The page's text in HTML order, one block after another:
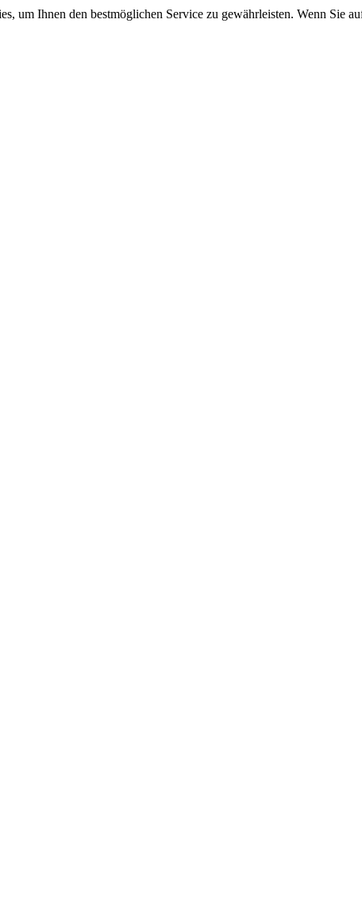
um Ihnen den bestmöglichen Service zu gewährleisten. Wenn Sie